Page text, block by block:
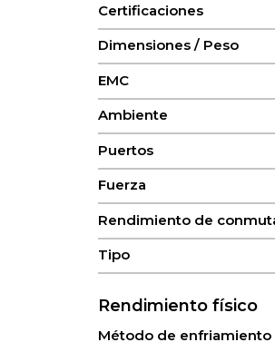
Certificaciones
Dimensiones / Peso
EMC
Ambiente
Puertos
Fuerza
Rendimiento de
Tipo
Rendimiento físico
Método de enfriamiento